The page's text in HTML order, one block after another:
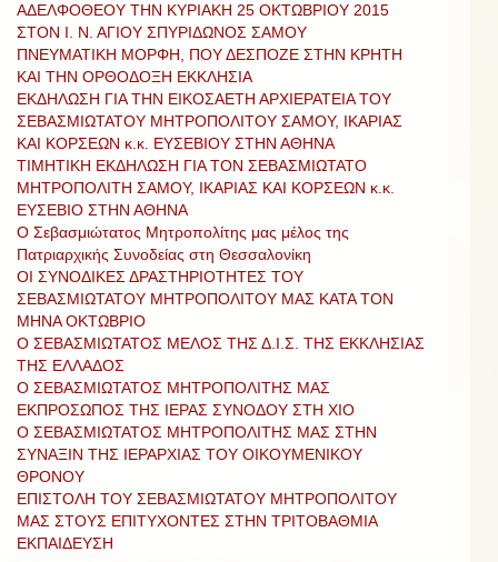
ΑΔΕΛΦΟΘΕΟΥ ΤΗΝ ΚΥΡΙΑΚΗ 25 ΟΚΤΩΒΡΙΟΥ 2015
ΣΤΟΝ Ι. Ν. ΑΓΙΟΥ ΣΠΥΡΙΔΩΝΟΣ ΣΑΜΟΥ
ΠΝΕΥΜΑΤΙΚΗ ΜΟΡΦΗ, ΠΟΥ ΔΕΣΠΟΖΕ ΣΤΗΝ ΚΡΗΤΗ
ΚΑΙ ΤΗΝ ΟΡΘΟΔΟΞΗ ΕΚΚΛΗΣΙΑ
ΕΚΔΗΛΩΣΗ ΓΙΑ ΤΗΝ ΕΙΚΟΣΑΕΤΗ ΑΡΧΙΕΡΑΤΕΙΑ ΤΟΥ
ΣΕΒΑΣΜΙΩΤΑΤΟΥ ΜΗΤΡΟΠΟΛΙΤΟΥ ΣΑΜΟΥ, ΙΚΑΡΙΑΣ
ΚΑΙ ΚΟΡΣΕΩΝ κ.κ. ΕΥΣΕΒΙΟΥ ΣΤΗΝ ΑΘΗΝΑ
ΤΙΜΗΤΙΚΗ ΕΚΔΗΛΩΣΗ ΓΙΑ ΤΟΝ ΣΕΒΑΣΜΙΩΤΑΤΟ
ΜΗΤΡΟΠΟΛΙΤΗ ΣΑΜΟΥ, ΙΚΑΡΙΑΣ ΚΑΙ ΚΟΡΣΕΩΝ κ.κ.
ΕΥΣΕΒΙΟ ΣΤΗΝ ΑΘΗΝΑ
Ο Σεβασμιώτατος Μητροπολίτης μας μέλος της
Πατριαρχικής Συνοδείας στη Θεσσαλονίκη
ΟΙ ΣΥΝΟΔΙΚΕΣ ΔΡΑΣΤΗΡΙΟΤΗΤΕΣ ΤΟΥ
ΣΕΒΑΣΜΙΩΤΑΤΟΥ ΜΗΤΡΟΠΟΛΙΤΟΥ ΜΑΣ ΚΑΤΑ ΤΟΝ
ΜΗΝΑ ΟΚΤΩΒΡΙΟ
Ο ΣΕΒΑΣΜΙΩΤΑΤΟΣ ΜΕΛΟΣ ΤΗΣ Δ.Ι.Σ. ΤΗΣ ΕΚΚΛΗΣΙΑΣ
ΤΗΣ ΕΛΛΑΔΟΣ
Ο ΣΕΒΑΣΜΙΩΤΑΤΟΣ ΜΗΤΡΟΠΟΛΙΤΗΣ ΜΑΣ
ΕΚΠΡΟΣΩΠΟΣ ΤΗΣ ΙΕΡΑΣ ΣΥΝΟΔΟΥ ΣΤΗ ΧΙΟ
Ο ΣΕΒΑΣΜΙΩΤΑΤΟΣ ΜΗΤΡΟΠΟΛΙΤΗΣ ΜΑΣ ΣΤΗΝ
ΣΥΝΑΞΙΝ ΤΗΣ ΙΕΡΑΡΧΙΑΣ ΤΟΥ ΟΙΚΟΥΜΕΝΙΚΟΥ
ΘΡΟΝΟΥ
ΕΠΙΣΤΟΛΗ ΤΟΥ ΣΕΒΑΣΜΙΩΤΑΤΟΥ ΜΗΤΡΟΠΟΛΙΤΟΥ
ΜΑΣ ΣΤΟΥΣ ΕΠΙΤΥΧΟΝΤΕΣ ΣΤΗΝ ΤΡΙΤΟΒΑΘΜΙΑ
ΕΚΠΑΙΔΕΥΣΗ